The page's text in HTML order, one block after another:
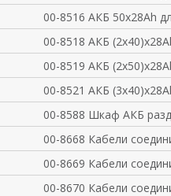
00-8516 АКБ 50x28Ah
00-8518 АКБ
00-8519 АКБ
00-8521 АКБ
00-8588 Шкаф АКБ
00-8668 Кабели
00-8669 Кабели
00-8670 Кабели